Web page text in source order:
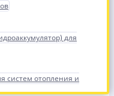
для
систем отопления и